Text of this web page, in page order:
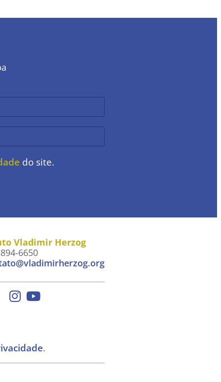
do site.
Vladimir Herzog
6650
.